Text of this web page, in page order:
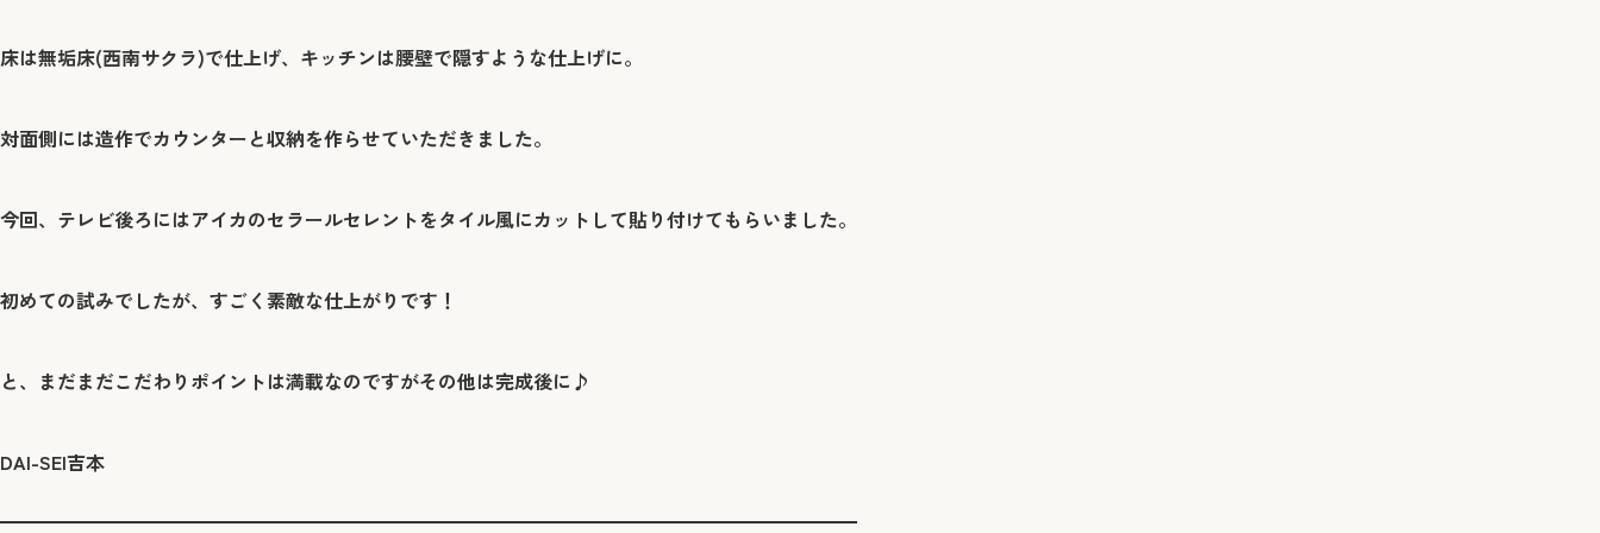
床は無垢床(西南サクラ)で仕上げ、キッチンは腰壁で隠すような仕上げに。
対面側には造作でカウンターと収納を作らせていただきました。
今回、テレビ後ろにはアイカのセラールセレントをタイル風にカットして貼り付けてもらいました。
初めての試みでしたが、すごく素敵な仕上がりです！
と、まだまだこだわりポイントは満載なのですがその他は完成後に♪
DAI-SEI吉本